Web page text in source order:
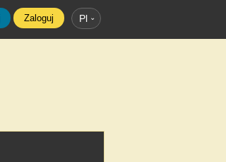
Zaloguj Pl